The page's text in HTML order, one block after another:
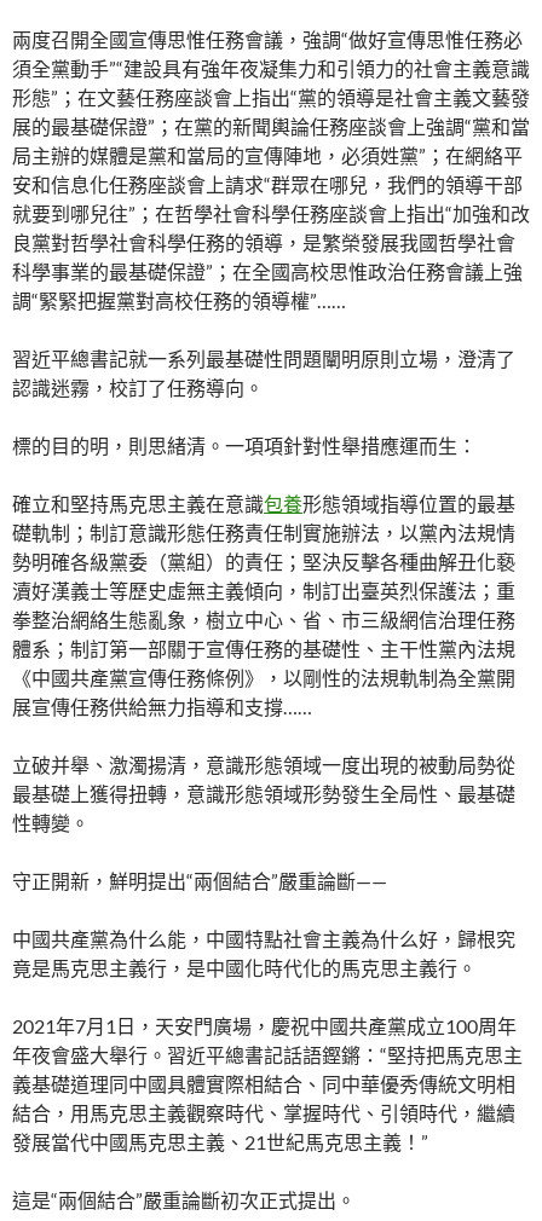
兩度召開全國宣傳思惟任務會議，強調“做好宣傳思惟任務必
須全黨動手”“建設具有強年夜凝集力和引領力的社會主義意識
形態”；在文藝任務座談會上指出“黨的領導是社會主義文藝發
展的最基礎保證”；在黨的新聞輿論任務座談會上強調“黨和當
局主辦的媒體是黨和當局的宣傳陣地，必須姓黨”；在網絡平
安和信息化任務座談會上請求“群眾在哪兒，我們的領導干部
就要到哪兒往”；在哲學社會科學任務座談會上指出“加強和改
良黨對哲學社會科學任務的領導，是繁榮發展我國哲學社會
科學事業的最基礎保證”；在全國高校思惟政治任務會議上強
調“緊緊把握黨對高校任務的領導權”……
習近平總書記就一系列最基礎性問題闡明原則立場，澄清了
認識迷霧，校訂了任務導向。
標的目的明，則思緒清。一項項針對性舉措應運而生：
確立和堅持馬克思主義在意識包養形態領域指導位置的最基
礎軌制；制訂意識形態任務責任制實施辦法，以黨內法規情
勢明確各級黨委（黨組）的責任；堅決反擊各種曲解丑化褻
瀆好漢義士等歷史虛無主義傾向，制訂出臺英烈保護法；重
拳整治網絡生態亂象，樹立中心、省、市三級網信治理任務
體系；制訂第一部關于宣傳任務的基礎性、主干性黨內法規
《中國共產黨宣傳任務條例》，以剛性的法規軌制為全黨開
展宣傳任務供給無力指導和支撐……
立破并舉、激濁揚清，意識形態領域一度出現的被動局勢從
最基礎上獲得扭轉，意識形態領域形勢發生全局性、最基礎
性轉變。
守正開新，鮮明提出“兩個結合”嚴重論斷——
中國共產黨為什么能，中國特點社會主義為什么好，歸根究
竟是馬克思主義行，是中國化時代化的馬克思主義行。
2021年7月1日，天安門廣場，慶祝中國共產黨成立100周年
年夜會盛大舉行。習近平總書記話語鏗鏘：“堅持把馬克思主
義基礎道理同中國具體實際相結合、同中華優秀傳統文明相
結合，用馬克思主義觀察時代、掌握時代、引領時代，繼續
發展當代中國馬克思主義、21世紀馬克思主義！”
這是“兩個結合”嚴重論斷初次正式提出。